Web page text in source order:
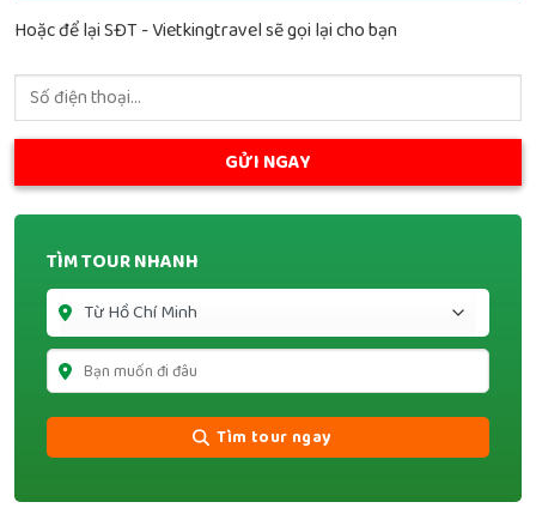
Hoặc để lại SĐT - Vietkingtravel sẽ gọi lại cho bạn
TÌM TOUR NHANH
Tìm tour ngay